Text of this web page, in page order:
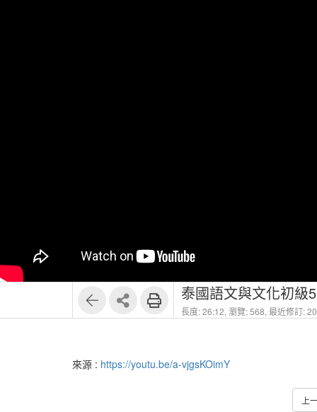
泰國語文與文化初級
長度: 26:12, 瀏覽: 568, 最近修訂:
來源 : https://youtu.be/a-vjgsKOimY
上